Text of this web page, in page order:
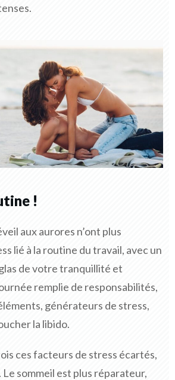
!
aux aurores n’ont plus
lié à la routine du travail, avec un
de votre tranquillité et
remplie de responsabilités,
générateurs de stress,
la libido.
ces facteurs de stress écartés,
sommeil est plus réparateur,